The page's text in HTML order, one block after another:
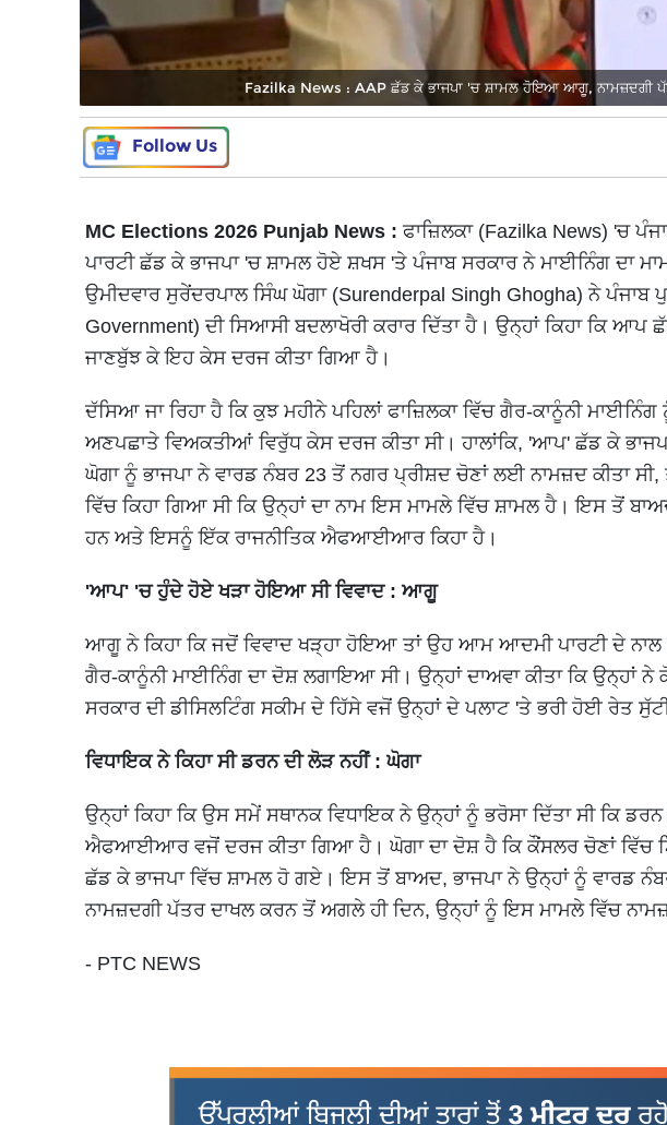
Fazilka News : AAP ਛੱਡ ਕੇ ਭਾਜਪਾ 'ਚ ਸ਼ਾਮਲ ਹੋਇਆ ਆਗੂ, ਨਾਮਜ਼ਦਗੀ
Follow Us
MC Elections 2026 Punjab News : ਫਾਜ਼ਿਲਕਾ (Fazilka News) 'ਚ
ਪਾਰਟੀ ਛੱਡ ਕੇ ਭਾਜਪਾ 'ਚ ਸ਼ਾਮਲ ਹੋਏ ਸ਼ਖਸ 'ਤੇ ਪੰਜਾਬ ਸਰਕਾਰ ਨੇ ਮਾਈਨਿੰਗ ਦਾ
ਉਮੀਦਵਾਰ ਸੁਰੇਂਦਰਪਾਲ ਸਿੰਘ ਘੋਗਾ (Surenderpal Singh Ghogha) ਨੇ
Government) ਦੀ ਸਿਆਸੀ ਬਦਲਾਖੋਰੀ ਕਰਾਰ ਦਿੱਤਾ ਹੈ। ਉਨ੍ਹਾਂ ਕਿਹਾ ਕਿ ਆਪ
ਜਾਣਬੁੱਝ ਕੇ ਇਹ ਕੇਸ ਦਰਜ ਕੀਤਾ ਗਿਆ ਹੈ।
ਦੱਸਿਆ ਜਾ ਰਿਹਾ ਹੈ ਕਿ ਕੁਝ ਮਹੀਨੇ ਪਹਿਲਾਂ ਫਾਜ਼ਿਲਕਾ ਵਿੱਚ ਗੈਰ-ਕਾਨੂੰਨੀ
ਅਣਪਛਾਤੇ ਵਿਅਕਤੀਆਂ ਵਿਰੁੱਧ ਕੇਸ ਦਰਜ ਕੀਤਾ ਸੀ। ਹਾਲਾਂਕਿ, 'ਆਪ' ਛੱਡ ਕੇ
ਘੋਗਾ ਨੂੰ ਭਾਜਪਾ ਨੇ ਵਾਰਡ ਨੰਬਰ 23 ਤੋਂ ਨਗਰ ਪ੍ਰੀਸ਼ਦ ਚੋਣਾਂ ਲਈ ਨਾਮਜ਼ਦ ਕੀਤਾ
ਵਿੱਚ ਕਿਹਾ ਗਿਆ ਸੀ ਕਿ ਉਨ੍ਹਾਂ ਦਾ ਨਾਮ ਇਸ ਮਾਮਲੇ ਵਿੱਚ ਸ਼ਾਮਲ ਹੈ। ਇਸ ਤੋਂ
ਹਨ ਅਤੇ ਇਸਨੂੰ ਇੱਕ ਰਾਜਨੀਤਿਕ ਐਫਆਈਆਰ ਕਿਹਾ ਹੈ।
'ਆਪ' 'ਚ ਹੁੰਦੇ ਹੋਏ ਖੜਾ ਹੋਇਆ ਸੀ ਵਿਵਾਦ : ਆਗੂ
ਆਗੂ ਨੇ ਕਿਹਾ ਕਿ ਜਦੋਂ ਵਿਵਾਦ ਖੜ੍ਹਾ ਹੋਇਆ ਤਾਂ ਉਹ ਆਮ ਆਦਮੀ ਪਾਰਟੀ ਦੇ
ਗੈਰ-ਕਾਨੂੰਨੀ ਮਾਈਨਿੰਗ ਦਾ ਦੋਸ਼ ਲਗਾਇਆ ਸੀ। ਉਨ੍ਹਾਂ ਦਾਅਵਾ ਕੀਤਾ ਕਿ ਉਨ੍ਹਾਂ ਨੇ
ਸਰਕਾਰ ਦੀ ਡੀਸਿਲਟਿੰਗ ਸਕੀਮ ਦੇ ਹਿੱਸੇ ਵਜੋਂ ਉਨ੍ਹਾਂ ਦੇ ਪਲਾਟ 'ਤੇ ਭਰੀ ਹੋਈ ਰੇਤ
ਵਿਧਾਇਕ ਨੇ ਕਿਹਾ ਸੀ ਡਰਨ ਦੀ ਲੋੜ ਨਹੀਂ : ਘੋਗਾ
ਉਨ੍ਹਾਂ ਕਿਹਾ ਕਿ ਉਸ ਸਮੇਂ ਸਥਾਨਕ ਵਿਧਾਇਕ ਨੇ ਉਨ੍ਹਾਂ ਨੂੰ ਭਰੋਸਾ ਦਿੱਤਾ ਸੀ ਕਿ
ਐਫਆਈਆਰ ਵਜੋਂ ਦਰਜ ਕੀਤਾ ਗਿਆ ਹੈ। ਘੋਗਾ ਦਾ ਦੋਸ਼ ਹੈ ਕਿ ਕੌਂਸਲਰ ਚੋਣਾਂ ਵਿੱਚ
ਛੱਡ ਕੇ ਭਾਜਪਾ ਵਿੱਚ ਸ਼ਾਮਲ ਹੋ ਗਏ। ਇਸ ਤੋਂ ਬਾਅਦ, ਭਾਜਪਾ ਨੇ ਉਨ੍ਹਾਂ ਨੂੰ ਵਾਰਡ
ਨਾਮਜ਼ਦਗੀ ਪੱਤਰ ਦਾਖਲ ਕਰਨ ਤੋਂ ਅਗਲੇ ਹੀ ਦਿਨ, ਉਨ੍ਹਾਂ ਨੂੰ ਇਸ ਮਾਮਲੇ ਵਿੱਚ
- PTC NEWS